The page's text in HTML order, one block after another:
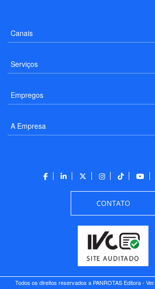
Canais
Serviços
Empregos
A Empresa
CONTATO
Todos os direitos reservados a PANROTAS Editora - Ver.